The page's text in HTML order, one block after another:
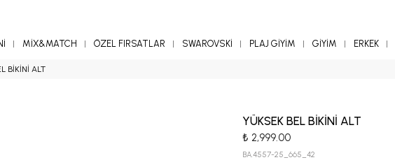
MİX&MATCH ÖZEL FIRSATLAR SWAROVSKİ PLAJ GİYİM GİYİM ERKEK
BİKİNİ ALT
YÜKSEK BEL BİKİNİ ALT
₺ 2,999.00
BA.4557-25_665_42